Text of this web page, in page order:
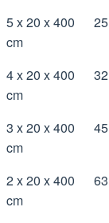
5 x 20 x 400
cm
25
4 x 20 x 400
cm
32
3 x 20 x 400
cm
45
2 x 20 x 400
cm
63